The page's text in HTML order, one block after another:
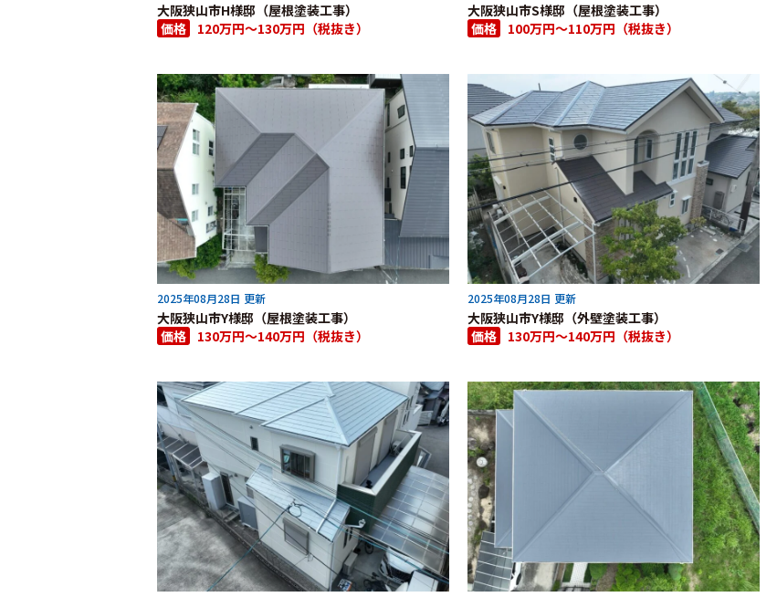
大阪狭山市H様邸（屋根塗装工事）
価格
120万円～130万円（税抜き）
大阪狭山市S様邸（屋根塗装工事）
価格
100万円～110万円（税抜き）
2025年08月28日 更新
大阪狭山市Y様邸（屋根塗装工事）
価格
130万円～140万円（税抜き）
2025年08月28日 更新
大阪狭山市Y様邸（外壁塗装工事）
価格
130万円～140万円（税抜き）